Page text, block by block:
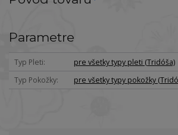
Parametre
Typ Pleti
pre všetky typy pleti (Tridóša)
Typ Pokožky
pre všetky typy pokožky